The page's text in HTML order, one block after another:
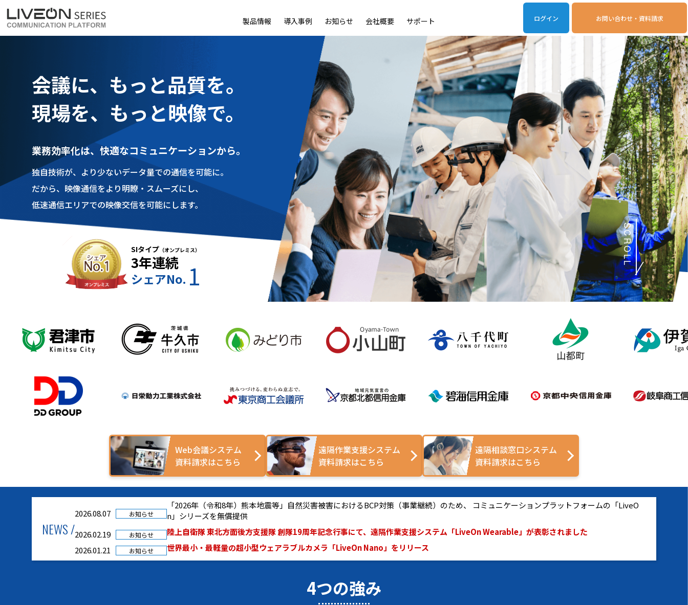
ログイン お問い合わせ・資料請求
製品情報
LiveOn Chat LiveOn SSO+LiveOn連携アプリ動作環境
導入事例 お知らせ 会社概要 サポート
会議に、もっと品質を。
現場を、もっと映像で。
業務効率化は、快適なコミュニケーションから。
独自技術が、より少ないデータ量での通信を可能に。
だから、映像通信をより明瞭・スムーズにし、
低速通信エリアでの映像交信を可能にします。
SIタイプ （オンプレミス）
3年連続
シェアNo. 1
SCROLL
Web会議システム
資料請求はこちら
遠隔作業支援システム
資料請求はこちら
遠隔相談窓口システム
資料請求はこちら
NEWS /
2026.08.07 お知らせ
「2026年（令和8年）熊本地震等」自然災害被害におけるBCP対策（事業継続）のため、 コミュニケーションプラットフォームの「LiveO
n」シリーズを無償提供
2026.02.19
お知らせ
陸上自衛隊 東北方面後方支援隊 創隊19周年記念行事にて、遠隔作業支援システム「LiveOn Wearable」が表彰されました
2026.01.21
お知らせ 世界最小・最軽量の超小型ウェアラブルカメラ「LiveOn Nano」をリリース
4つの強み